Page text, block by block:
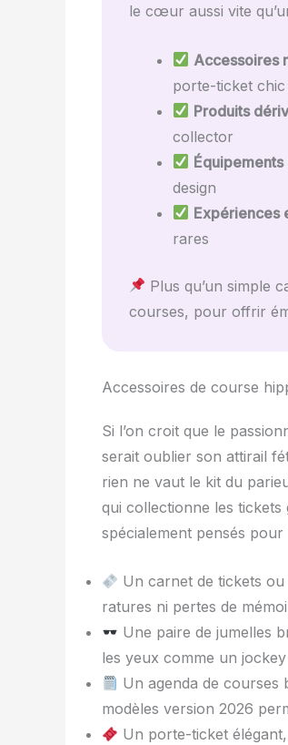
le cœur aussi vite
Accessoires
porte-ticket chic
Produits
collector
design
Expériences
rares
Plus qu’un simple
courses, pour offrir
Accessoires de course
Si l’on croit que le
serait oublier son attirail
rien ne vaut le kit du
qui collectionne les tickets
spécialement pensés
Un carnet de tickets
ratures ni pertes de
Une paire de jumelles
les yeux comme un
Un agenda de
modèles version 2026
Un porte-ticket